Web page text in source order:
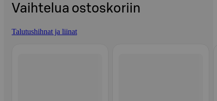
Vaihtelua ostoskoriin
Talutushihnat ja liinat